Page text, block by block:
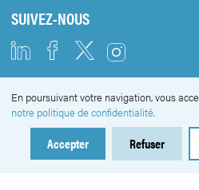
SUIVEZ-NOUS
NEWSLETTER
En poursuivant votre navigation, vous
notre politique de confidentialité.
Accepter Refuser